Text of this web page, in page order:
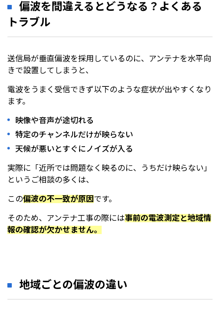
偏波を間違えるとどうなる？よくある
トラブル
送信局が垂直偏波を採用しているのに、アンテナを水平向
きで設置してしまうと、
電波をうまく受信できず以下のような症状が出やすくなり
ます。
映像や音声が途切れる
特定のチャンネルだけが映らない
天候が悪いとすぐにノイズが入る
実際に「近所では問題なく映るのに、うちだけ映らない」
というご相談の多くは、
この偏波の不一致が原因 です。
そのため、アンテナ工事の際には事前の電波測定と地域情
報の確認が欠かせません。
地域ごとの偏波の違い